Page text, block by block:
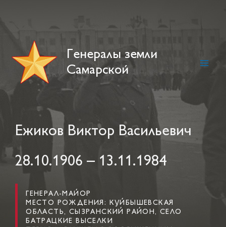
Генералы земли
Самарской
Ежиков Виктор Васильевич
28.10.1906 – 13.11.1984
ГЕНЕРАЛ-МАЙОР
МЕСТО РОЖДЕНИЯ: КУЙБЫШЕВСКАЯ
ОБЛАСТЬ, СЫЗРАНСКИЙ РАЙОН, СЕЛО
БАТРАЦКИЕ ВЫСЕЛКИ